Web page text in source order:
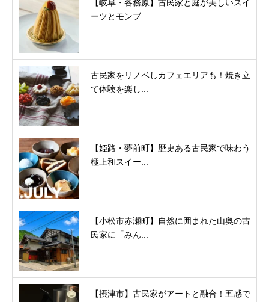
【岐阜・各務原】古民家と庭が美しいスイ
ーツとモンブ...
古民家をリノベしカフェエリアも！焼き立
て体験を楽し...
【姫路・夢前町】歴史ある古民家で味わう
極上和スイー...
【小松市赤瀬町】自然に囲まれた山奥の古
民家に「みん...
【摂津市】古民家がアートと融合！五感で